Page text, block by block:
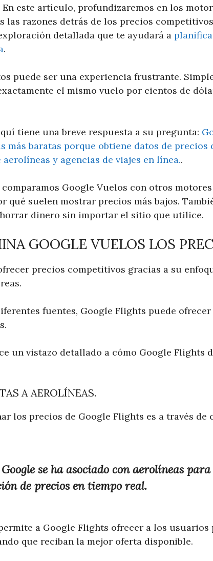
este artículo, profundizaremos en los
las razones detrás de los precios
detallada que te ayudará a
.
puede ser una experiencia frustrante.
el mismo vuelo por cientos de
tiene una breve respuesta a su pregunta:
más baratas porque obtiene datos de precios
y agencias de viajes en línea..
Google Vuelos con otros
qué suelen mostrar precios más bajos.
dinero sin importar el sitio que utilice.
GOOGLE VUELOS LOS
precios competitivos gracias a su
fuentes, Google Flights puede
un vistazo detallado a cómo Google Flights
A AEROLÍNEAS.
los precios de Google Flights es a través de
se ha asociado con aerolíneas
de precios en tiempo real.
a Google Flights ofrecer a los usuarios
que reciban la mejor oferta disponible.